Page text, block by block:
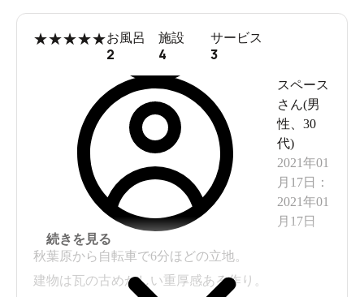
★★★★★お風呂
2
施設
4
サービス
3
スペース
さん(男
性
30
代)
2021年01
月17日
：
2021年01
月17日
秋葉原から自転車で6分ほどの立地。
建物は瓦の古めかしい重厚感ある作り。
続きを見る